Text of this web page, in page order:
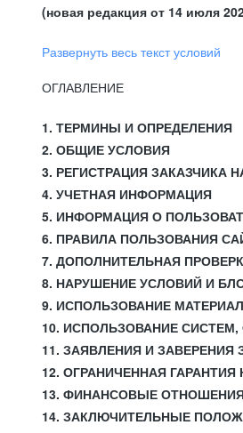
(новая редакция от 14 июля
Развернуть весь текст условий
ОГЛАВЛЕНИЕ
1. ТЕРМИНЫ И ОПРЕДЕЛЕНИЯ
2. ОБЩИЕ УСЛОВИЯ
3. РЕГИСТРАЦИЯ ЗАКАЗЧИКА
4. УЧЕТНАЯ ИНФОРМАЦИЯ
5. ИНФОРМАЦИЯ О
6. ПРАВИЛА ПОЛЬЗОВАНИЯ
7. ДОПОЛНИТЕЛЬНАЯ
8. НАРУШЕНИЕ УСЛОВИЙ И
9. ИСПОЛЬЗОВАНИЕ
10. ИСПОЛЬЗОВАНИЕ
11. ЗАЯВЛЕНИЯ И ЗАВЕРЕНИЯ
12. ОГРАНИЧЕННАЯ
13. ФИНАНСОВЫЕ
14. ЗАКЛЮЧИТЕЛЬНЫЕ